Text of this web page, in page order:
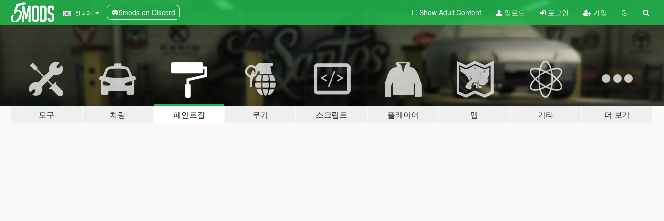
한국어 5mods on Discord Show Adult Content 업로드 로그인 가입
도구 차량 페인트잡 무기 스크립트 플레이어 맵 기타 더 보기